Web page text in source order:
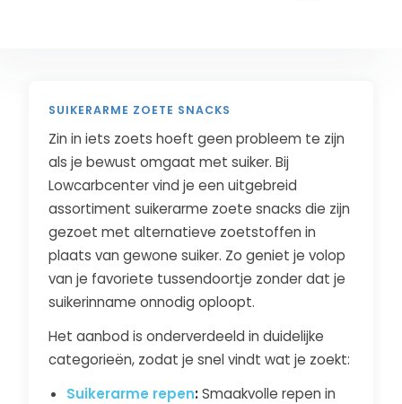
SUIKERARME ZOETE SNACKS
Zin in iets zoets hoeft geen probleem te zijn
als je bewust omgaat met suiker. Bij
Lowcarbcenter vind je een uitgebreid
assortiment suikerarme zoete snacks die zijn
gezoet met alternatieve zoetstoffen in
plaats van gewone suiker. Zo geniet je volop
van je favoriete tussendoortje zonder dat je
suikerinname onnodig oploopt.
Het aanbod is onderverdeeld in duidelijke
categorieën, zodat je snel vindt wat je zoekt:
Suikerarme repen:Smaakvolle repen in